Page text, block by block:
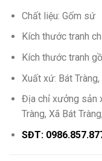
Chất liệu: Gốm sứ
Kích thước tranh
Kích thước tranh
Xuất xứ: Bát
Địa chỉ xưởng sản
Tràng, Xã Bát
SĐT: